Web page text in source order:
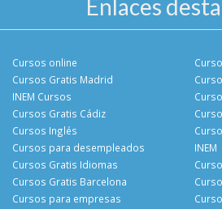
Enlaces
Cursos online
Cursos Gratis Madrid
INEM Cursos
Cursos Gratis Cádiz
Cursos Inglés
Cursos para desempleados
Cursos Gratis Idiomas
Cursos Gratis Barcelona
INEM
Cursos para empresas